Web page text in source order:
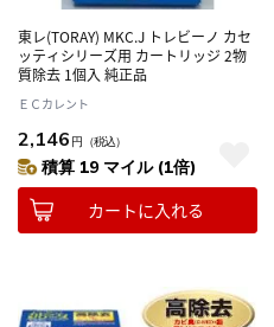
東レ(TORAY) MKC.J トレビーノ カセ
ッティシリーズ用 カートリッジ 2物
質除去 1個入 純正品
ＥＣカレント
2,146 円 （税込）
積算 19 マイル (1倍)
カートに入れる